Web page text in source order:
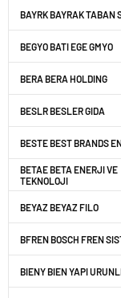
BAYRK BAYRAK TABAN
BEGYO BATI EGE GMYO
BERA BERA HOLDING
BESLR BESLER GIDA
BESTE BEST BRANDS
BETAE BETA ENERJI VE
TEKNOLOJI
BEYAZ BEYAZ FILO
BFREN BOSCH FREN
BIENY BIEN YAPI